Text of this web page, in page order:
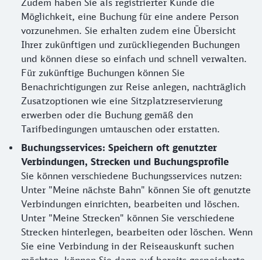
Zudem haben Sie als registrierter Kunde die
Möglichkeit, eine Buchung für eine andere Person
vorzunehmen. Sie erhalten zudem eine Übersicht
Ihrer zukünftigen und zurückliegenden Buchungen
und können diese so einfach und schnell verwalten.
Für zukünftige Buchungen können Sie
Benachrichtigungen zur Reise anlegen, nachträglich
Zusatzoptionen wie eine Sitzplatzreservierung
erwerben oder die Buchung gemäß den
Tarifbedingungen umtauschen oder erstatten.
Buchungsservices: Speichern oft genutzter
Verbindungen, Strecken und Buchungsprofile
Sie können verschiedene Buchungsservices nutzen:
Unter "Meine nächste Bahn" können Sie oft genutzte
Verbindungen einrichten, bearbeiten und löschen.
Unter "Meine Strecken" können Sie verschiedene
Strecken hinterlegen, bearbeiten oder löschen. Wenn
Sie eine Verbindung in der Reiseauskunft suchen